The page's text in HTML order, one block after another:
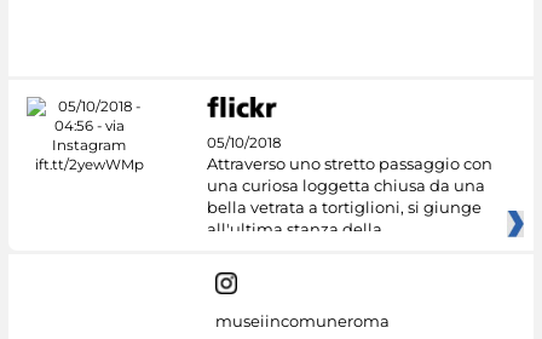
05/10/2018
Attraverso uno stretto passaggio con
una curiosa loggetta chiusa da una
bella vetrata a tortiglioni, si giunge
all'ultima stanza della
museiincomuneroma